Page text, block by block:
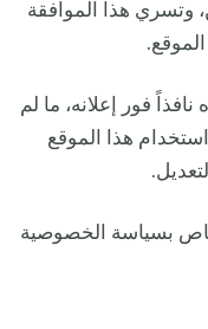
وتسري هذا الموافقة
فور إعلانه، ما لم
هذا الموقع
بسياسة الخصوصية